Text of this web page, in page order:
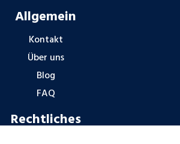
Allgemein
Kontakt
Über uns
Blog
FAQ
Rechtliches